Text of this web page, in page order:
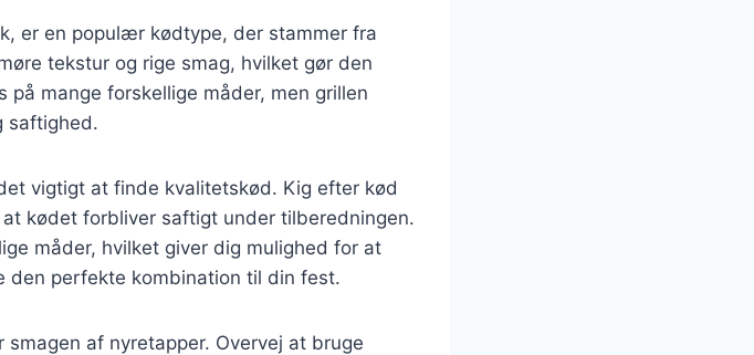
er en populær kødtype, der stammer fra
tekstur og rige smag, hvilket gør den
mange forskellige måder, men grillen
saftighed.
vigtigt at finde kvalitetskød. Kig efter kød
kødet forbliver saftigt under tilberedningen.
måder, hvilket giver dig mulighed for at
den perfekte kombination til din fest.
af nyretapper. Overvej at bruge